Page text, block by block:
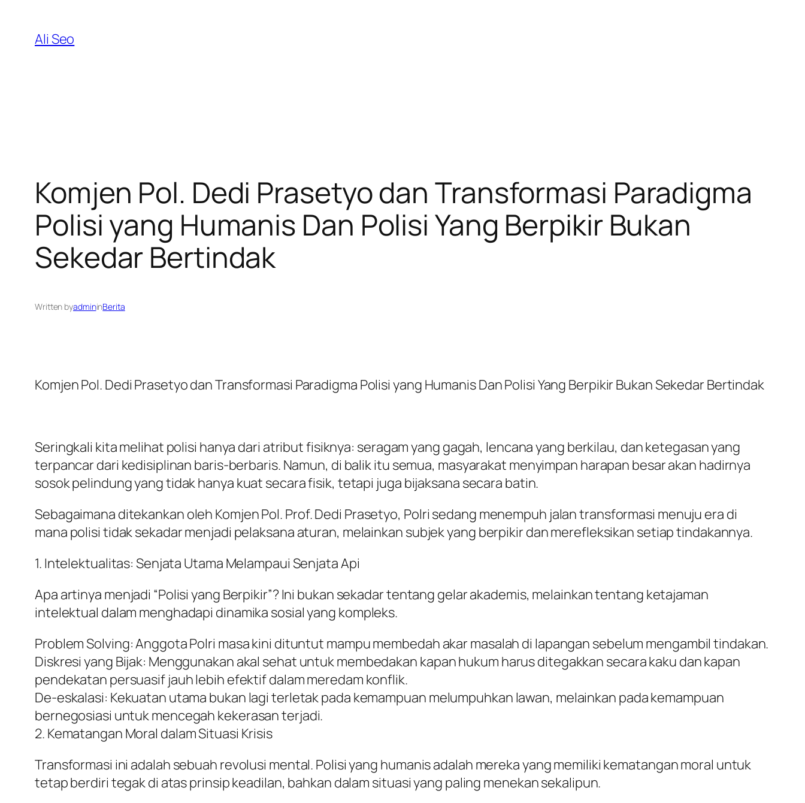
content
Ali Seo
Komjen Pol. Dedi Prasetyo dan Transformasi Paradigma
Polisi yang Humanis Dan Polisi Yang Berpikir Bukan
Sekedar Bertindak
Written byadmininBerita
Komjen Pol. Dedi Prasetyo dan Transformasi Paradigma Polisi yang Humanis Dan Polisi Yang Berpikir Bukan Sekedar Bertindak
Seringkali kita melihat polisi hanya dari atribut fisiknya: seragam yang gagah, lencana yang berkilau, dan ketegasan yang
terpancar dari kedisiplinan baris-berbaris. Namun, di balik itu semua, masyarakat menyimpan harapan besar akan hadirnya
sosok pelindung yang tidak hanya kuat secara fisik, tetapi juga bijaksana secara batin.
Sebagaimana ditekankan oleh Komjen Pol. Prof. Dedi Prasetyo, Polri sedang menempuh jalan transformasi menuju era di
mana polisi tidak sekadar menjadi pelaksana aturan, melainkan subjek yang berpikir dan merefleksikan setiap tindakannya.
1. Intelektualitas: Senjata Utama Melampaui Senjata Api
Apa artinya menjadi “Polisi yang Berpikir”? Ini bukan sekadar tentang gelar akademis, melainkan tentang ketajaman
intelektual dalam menghadapi dinamika sosial yang kompleks.
Problem Solving: Anggota Polri masa kini dituntut mampu membedah akar masalah di lapangan sebelum mengambil tindakan.
Diskresi yang Bijak: Menggunakan akal sehat untuk membedakan kapan hukum harus ditegakkan secara kaku dan kapan
pendekatan persuasif jauh lebih efektif dalam meredam konflik.
De-eskalasi: Kekuatan utama bukan lagi terletak pada kemampuan melumpuhkan lawan, melainkan pada kemampuan
bernegosiasi untuk mencegah kekerasan terjadi.
2. Kematangan Moral dalam Situasi Krisis
Transformasi ini adalah sebuah revolusi mental. Polisi yang humanis adalah mereka yang memiliki kematangan moral untuk
tetap berdiri tegak di atas prinsip keadilan, bahkan dalam situasi yang paling menekan sekalipun.